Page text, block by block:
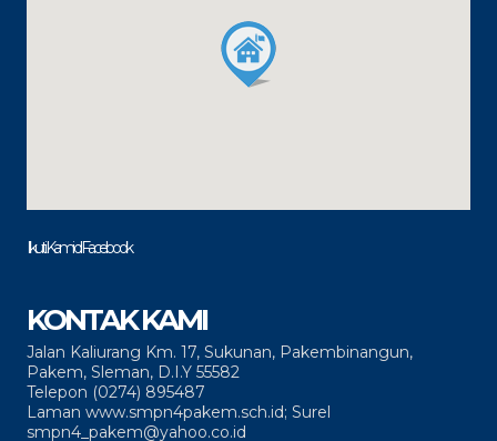
Ikuti Kami di Facebook
KONTAK KAMI
Jalan Kaliurang Km. 17, Sukunan, Pakembinangun,
Pakem, Sleman, D.I.Y 55582
Telepon (0274) 895487
Laman www.smpn4pakem.sch.id; Surel
smpn4_pakem@yahoo.co.id